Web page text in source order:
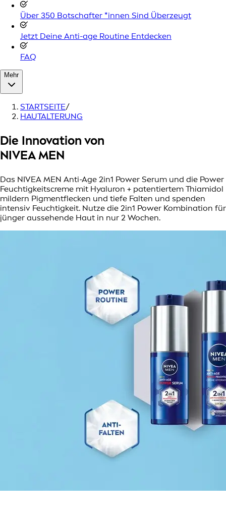
Über 350 Botschafter *innen Sind Überzeugt
Jetzt Deine Anti-age Routine Entdecken
FAQ
Mehr
STARTSEITE/
HAUTALTERUNG
Die Innovation von
NIVEA MEN
Das NIVEA MEN Anti-Age 2in1 Power Serum und die Power
Feuchtigkeitscreme mit Hyaluron + patentiertem Thiamidol
mildern Pigmentflecken und tiefe Falten und spenden
intensiv Feuchtigkeit. Nutze die 2in1 Power Kombination für
jünger aussehende Haut in nur 2 Wochen.